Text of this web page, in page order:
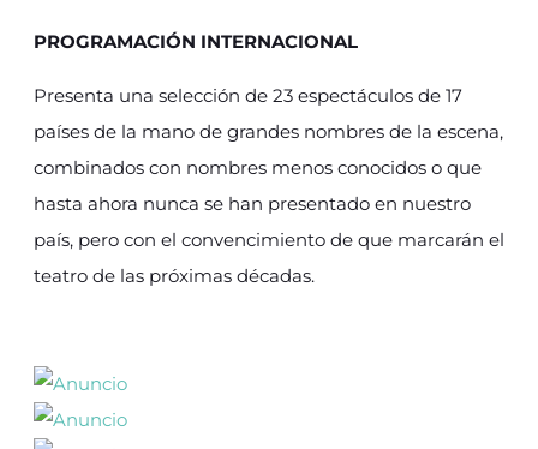
PROGRAMACIÓN INTERNACIONAL
Presenta una selección de 23 espectáculos de 17
países de la mano de grandes nombres de la escena,
combinados con nombres menos conocidos o que
hasta ahora nunca se han presentado en nuestro
país, pero con el convencimiento de que marcarán el
teatro de las próximas décadas.